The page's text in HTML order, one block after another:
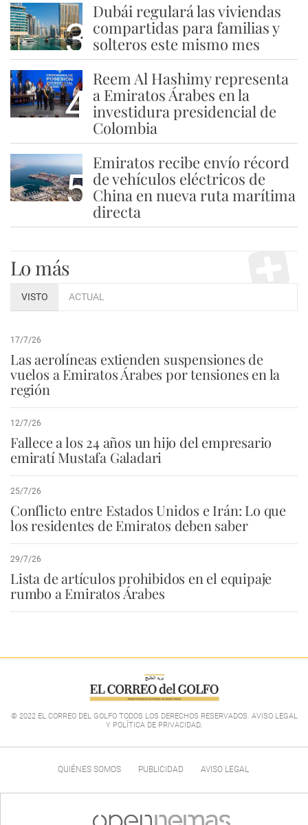
3
Dubái regulará las viviendas
compartidas para familias y
solteros este mismo mes
4
Reem Al Hashimy representa
a Emiratos Árabes en la
investidura presidencial de
Colombia
5
Emiratos recibe envío récord
de vehículos eléctricos de
China en nueva ruta marítima
directa
Lo más
VISTO ACTUAL
17/7/26
Las aerolíneas extienden suspensiones de
vuelos a Emiratos Árabes por tensiones en la
región
12/7/26
Fallece a los 24 años un hijo del empresario
emiratí Mustafa Galadari
25/7/26
Conflicto entre Estados Unidos e Irán: Lo que
los residentes de Emiratos deben saber
29/7/26
Lista de artículos prohibidos en el equipaje
rumbo a Emiratos Árabes
© 2022 EL CORREO DEL GOLFO TODOS LOS DERECHOS RESERVADOS. AVISO LEGAL
Y POLÍTICA DE PRIVACIDAD.
QUIÉNES SOMOS PUBLICIDAD AVISO LEGAL